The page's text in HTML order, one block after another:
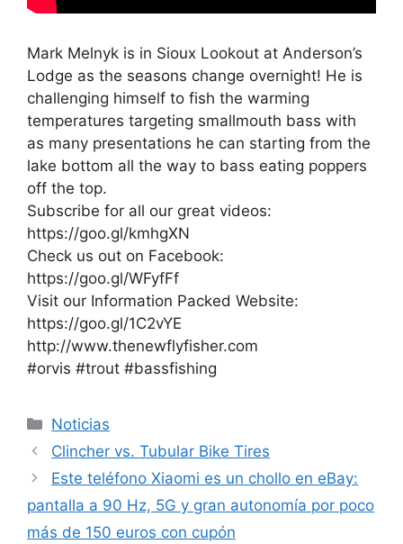
Mark Melnyk is in Sioux Lookout at Anderson’s
Lodge as the seasons change overnight! He is
challenging himself to fish the warming
temperatures targeting smallmouth bass with
as many presentations he can starting from the
lake bottom all the way to bass eating poppers
off the top.
Subscribe for all our great videos:
https://goo.gl/kmhgXN
Check us out on Facebook:
https://goo.gl/WFyfFf
Visit our Information Packed Website:
https://goo.gl/1C2vYE
http://www.thenewflyfisher.com
#orvis #trout #bassfishing
Categorías
Noticias
Clincher vs. Tubular Bike Tires
Este teléfono Xiaomi es un chollo en eBay:
pantalla a 90 Hz, 5G y gran autonomía por poco
más de 150 euros con cupón